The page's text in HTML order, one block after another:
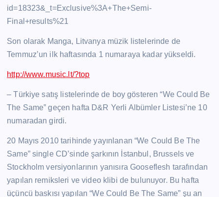
id=18323&_t=Exclusive%3A+The+Semi-
Final+results%21
Son olarak Manga, Litvanya müzik listelerinde de
Temmuz’un ilk haftasında 1 numaraya kadar yükseldi.
http://www.music.lt/?top
– Türkiye satış listelerinde de boy gösteren “We Could Be
The Same” geçen hafta D&R Yerli Albümler Listesi’ne 10
numaradan girdi.
20 Mayıs 2010 tarihinde yayınlanan “We Could Be The
Same” single CD’sinde şarkının İstanbul, Brussels ve
Stockholm versiyonlarının yanısıra Gooseflesh tarafından
yapılan remiksleri ve video klibi de bulunuyor. Bu hafta
üçüncü baskısı yapılan “We Could Be The Same” şu an